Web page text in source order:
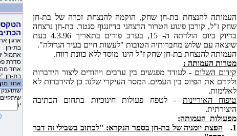
מיליון
9:16:46 AM 12/19/2010
ליהיא
10:11:40 PM 11/26/2010
שקבלו
1:23:51 AM 11/17/2010
12:23:13 AM 7/25/2010
ארגון
בת-חן
סדרת
אחד
בת-חן:
אחד
יהודה
העמותה להנצחת בת-חן שחק, הוקמה להנצחת זכרה של בת-חן
שחק ז"ל, קורבן פיגוע הטרור הרצחני בדיזנגוף סנטר. בת-חן נרצחה
בדיוק ביום הולדתה ה- 15, בערב פורים בתאריך 4.3.96 בעת
שיצאה עם שלוש מחברותיה הטובות "לעשות חיים בעיר הגדולה".
העמותה להנצחת בת-חן שחק ז"ל הינו מוסד ללא כוונת רווח.
מטרות העמותה :
קידום השלום - לעודד מפגשים בין ערבים ויהודים ליצור הידברות
ולקדם את הפיוס בין העמים. המסר העיקרי שלנו: כן להידברות לא
לאלימות.
טיפוח האוריינות - לטפח פעולות חינוכיות בתחום הכתיבה
היצירתית.
מפעולות העמותה:
1.
הפצת יומניה של בת-חן בספר הנקרא: "לכתוב בשבילי זה דבר